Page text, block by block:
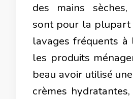
des mains
sont pour la plupart
lavages fréquents à
les produits
beau avoir utilisé
crèmes